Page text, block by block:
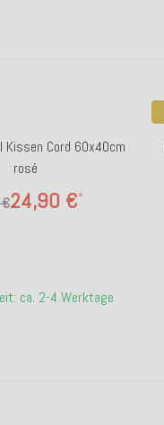
Kissen Cord 60x40cm
rosé
24,90 €*
ca. 2-4 Werktage